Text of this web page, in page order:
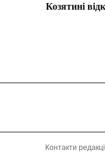
Козятині
Контакти